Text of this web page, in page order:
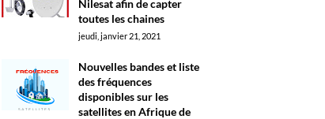
Nilesat afin de capter
toutes les chaines
jeudi, janvier 21, 2021
Nouvelles bandes et liste
des fréquences
disponibles sur les
satellites en Afrique de